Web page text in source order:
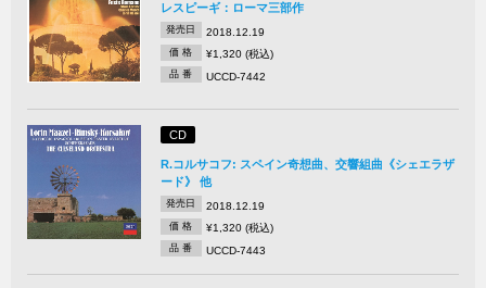
レスピーギ：ローマ三部作
発売日 2018.12.19
価 格 ¥1,320 (税込)
品 番 UCCD-7442
CD
R.コルサコフ: スペイン奇想曲、交響組曲《シェエラザ
ード》 他
発売日 2018.12.19
価 格 ¥1,320 (税込)
品 番 UCCD-7443